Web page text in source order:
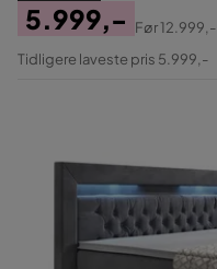
Pris
5.999,-
Original
Før12.999,-
Tidligere laveste pris 5.999,-